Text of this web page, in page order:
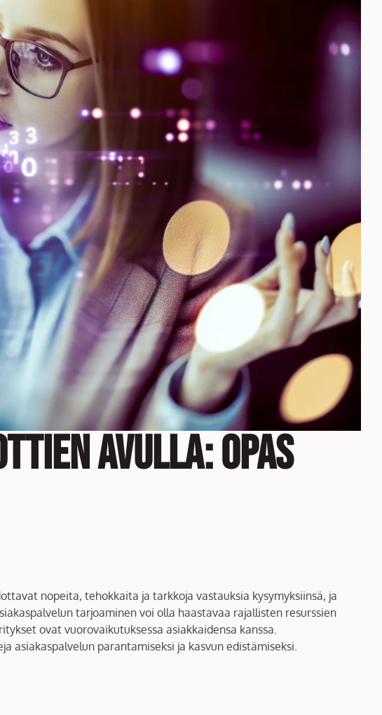
avulla: Opas
nopeita, tehokkaita ja tarkkoja vastauksia kysymyksiinsä, ja
tarjoaminen voi olla haastavaa rajallisten resurssien
ovat vuorovaikutuksessa asiakkaidensa kanssa.
parantamiseksi ja kasvun edistämiseksi.